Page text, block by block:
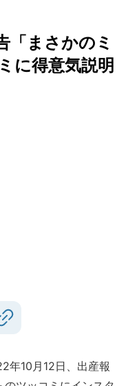
「まさかのミ
に得意気説明
年10月12日、出産報